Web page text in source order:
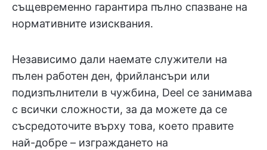
същевременно гарантира пълно спазване на
нормативните изисквания.
Независимо дали наемате служители на
пълен работен ден, фрийлансъри или
подизпълнители в чужбина, Deel се занимава
с всички сложности, за да можете да се
съсредоточите върху това, което правите
най-добре – изграждането на